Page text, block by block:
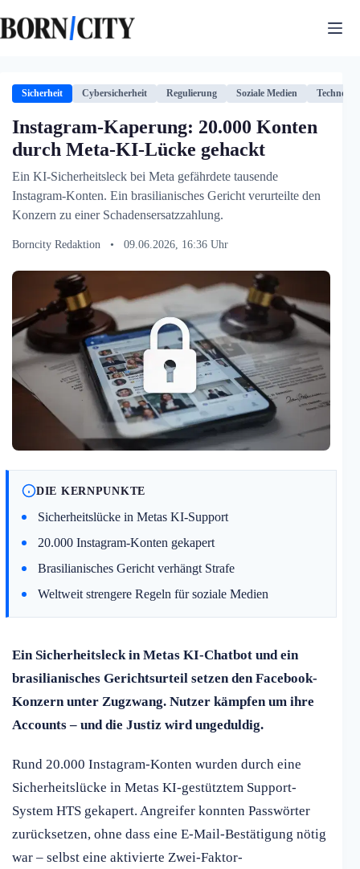
Inhalt
springen
Sicherheit Cybersicherheit Regulierung Soziale Medien
Instagram-Kaperung: 20.000 Konten
durch Meta-KI-Lücke gehackt
Ein KI-Sicherheitsleck bei Meta gefährdete tausende
Instagram-Konten. Ein brasilianisches Gericht verurteilte den
Konzern zu einer Schadensersatzzahlung.
Borncity Redaktion • 09.06.2026, 16:36 Uhr
DIE KERNPUNKTE
Sicherheitslücke in Metas KI-Support
20.000 Instagram-Konten gekapert
Brasilianisches Gericht verhängt Strafe
Weltweit strengere Regeln für soziale Medien
Ein Sicherheitsleck in Metas KI-Chatbot und ein
brasilianisches Gerichtsurteil setzen den Facebook-
Konzern unter Zugzwang. Nutzer kämpfen um ihre
Accounts – und die Justiz wird ungeduldig.
Rund 20.000 Instagram-Konten wurden durch eine
Sicherheitslücke in Metas KI-gestütztem Support-
System HTS gekapert. Angreifer konnten Passwörter
zurücksetzen, ohne dass eine E-Mail-Bestätigung nötig
war – selbst eine aktivierte Zwei-Faktor-